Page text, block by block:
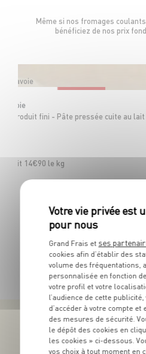
Même si nos fromages
bénéficiez de nos prix
Savoie
Savoie
sur produit fini - Pâte pressée cuite au
- Soit 14€90 le kg
Grand Frais et ses
cookies afin d’établir des
volume des fréquentations,
personnalisée en fonction
votre profil et votre
l’audience de cette
d’accéder à votre compte
des mesures de sécurité.
le dépôt des cookies en
les cookies » ci-dessous.
vos choix à tout moment en